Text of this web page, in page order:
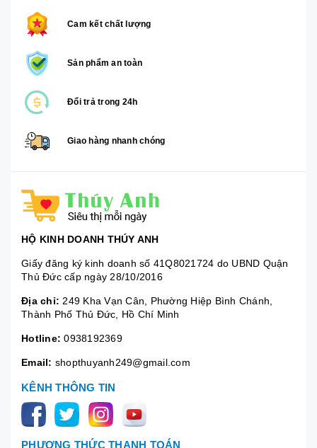
Cam kết chất lượng
Sản phẩm an toàn
Đổi trả trong 24h
Giao hàng nhanh chóng
HỘ KINH DOANH THÚY ANH
Giấy đăng ký kinh doanh số 41Q8021724 do UBND Quận
Thủ Đức cấp ngày 28/10/2016
Địa chỉ: 249 Kha Vạn Cân, Phường Hiệp Bình Chánh,
Thành Phố Thủ Đức, Hồ Chí Minh
Hotline: 0938192369
Email: shopthuyanh249@gmail.com
KÊNH THÔNG TIN
PHƯƠNG THỨC THANH TOÁN